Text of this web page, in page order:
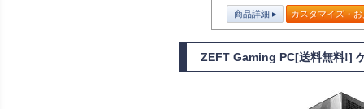
商品詳細 カスタマイズ・
ZEFT Gaming PC[送料無料!]